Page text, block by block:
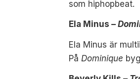
som hiphopbeat.
Ela Minus –
Ela Minus är
På Dominique